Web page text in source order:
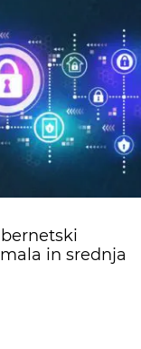
in srednja